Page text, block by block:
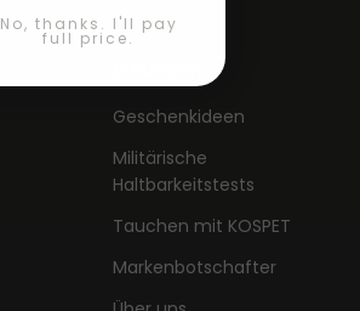
Geschenkideen
Militärische
Haltbarkeitstests
Tauchen mit KOSPET
Markenbotschafter
No, thanks. I'll pay
full price.